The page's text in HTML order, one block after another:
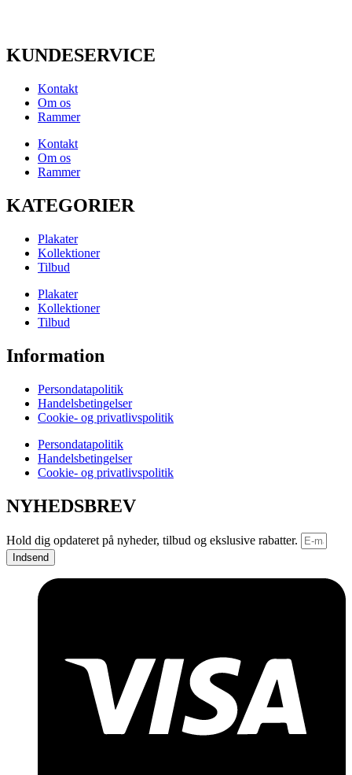
KUNDESERVICE
Kontakt
Om os
Rammer
Kontakt
Om os
Rammer
KATEGORIER
Plakater
Kollektioner
Tilbud
Plakater
Kollektioner
Tilbud
Information
Persondatapolitik
Handelsbetingelser
Cookie- og privatlivspolitik
Persondatapolitik
Handelsbetingelser
Cookie- og privatlivspolitik
NYHEDSBREV
Hold dig opdateret på nyheder, tilbud og ekslusive rabatter.
Indsend